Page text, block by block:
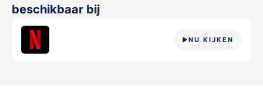
beschikbaar bij
NU KIJKEN